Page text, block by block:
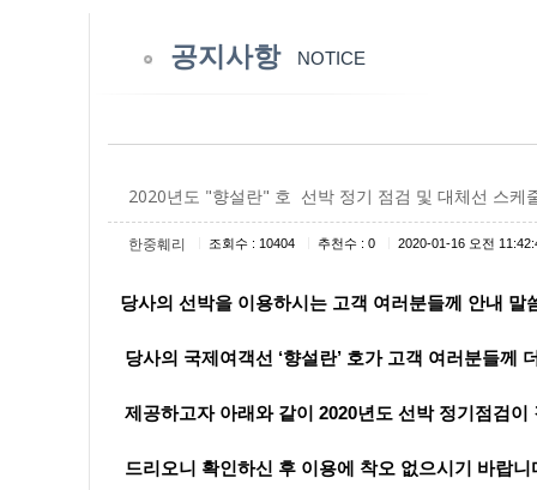
공지사항 NOTICE
2020년도 "향설란" 호 선박 정기 점검 및 대체선 스케
한중훼리 조회수 : 10404 추천수 : 0 2020-01-16 오전
당사의 선박을 이용하시는 고객 여러분들께 안내 말
당사의 국제여객선 ‘향설란’ 호가 고객 여러분들께
제공하고자 아래와 같이 2020년도 선박 정기점검
드리오니 확인하신 후 이용에 착오 없으시기 바랍니